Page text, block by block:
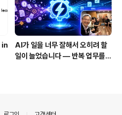
in
AI가 일을 너무 잘해서 오히려 할
일이 늘었습니다 — 반복 업무를